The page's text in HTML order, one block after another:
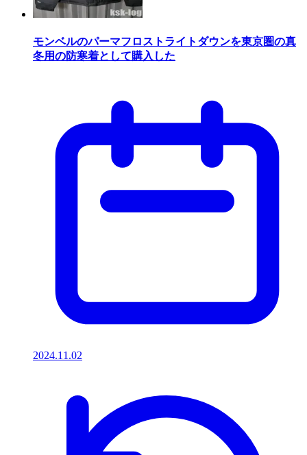
モンベルのパーマフロストライトダウンを東京圏の真
冬用の防寒着として購入した
2024.11.02